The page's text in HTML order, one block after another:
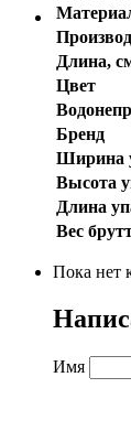
Длина,
Цвет
Бренд
Ширина
Высота
Длина
Вес
Пока нет
Имя